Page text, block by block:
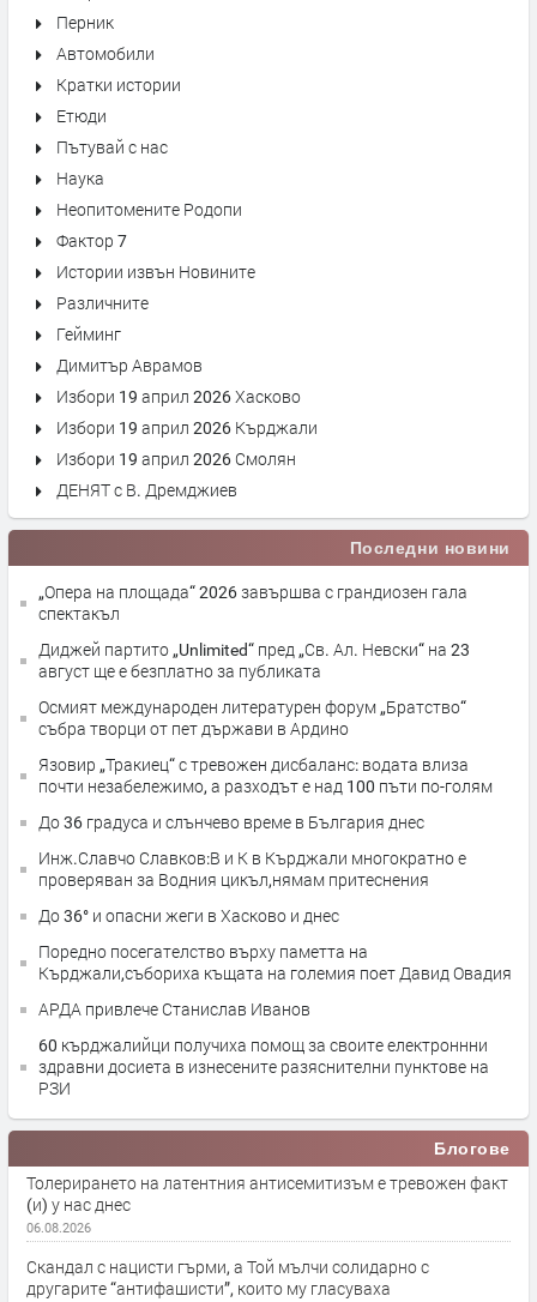
Перник
Автомобили
Кратки истории
Етюди
Пътувай с нас
Наука
Неопитомените Родопи
Фактор 7
Истории извън Новините
Различните
Гейминг
Димитър Аврамов
Избори 19 април 2026 Хасково
Избори 19 април 2026 Кърджали
Избори 19 април 2026 Смолян
ДЕНЯТ с В. Дремджиев
Последни новини
„Опера на площада“ 2026 завършва с грандиозен гала
спектакъл
Диджей партито „Unlimited“ пред „Св. Ал. Невски“ на 23
август ще е безплатно за публиката
Осмият международен литературен форум „Братство“
събра творци от пет държави в Ардино
Язовир „Тракиец“ с тревожен дисбаланс: водата влиза
почти незабележимо, а разходът е над 100 пъти по-голям
До 36 градуса и слънчево време в България днес
Инж.Славчо Славков:В и К в Кърджали многократно е
проверяван за Водния цикъл,нямам притеснения
До 36° и опасни жеги в Хасково и днес
Поредно посегателство върху паметта на
Кърджали,събориха къщата на големия поет Давид Овадия
АРДА привлече Станислав Иванов
60 кърджалийци получиха помощ за своите електроннни
здравни досиета в изнесените разяснителни пунктове на
РЗИ
Блогове
Толерирането на латентния антисемитизъм е тревожен факт
(и) у нас днес
06.08.2026
Скандал с нацисти гърми, а Той мълчи солидарно с
другарите “антифашисти”, които му гласуваха